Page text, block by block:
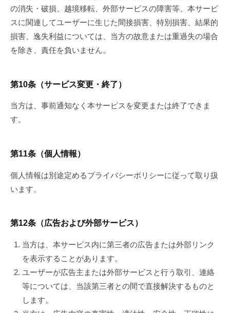
の消失・破損、越境移転、外部サービスの障害等、本サービ
スに関連してユーザーに生じた間接損害、特別損害、結果的
損害、逸失利益については、当方の故意または重過失の場合
を除き、責任を負いません。
第10条（サービス変更・終了）
当方は、事前通知なく本サービスを変更または終了できま
す。
第11条（個人情報）
個人情報は別途定めるプライバシーポリシーに従って取り扱
います。
第12条（広告および外部サービス）
当方は、本サービス内に第三者の広告または外部リンク
を表示することがあります。
ユーザーが広告主または外部サービスと行う取引、連絡
等については、当該第三者との間で直接解決するものと
します。